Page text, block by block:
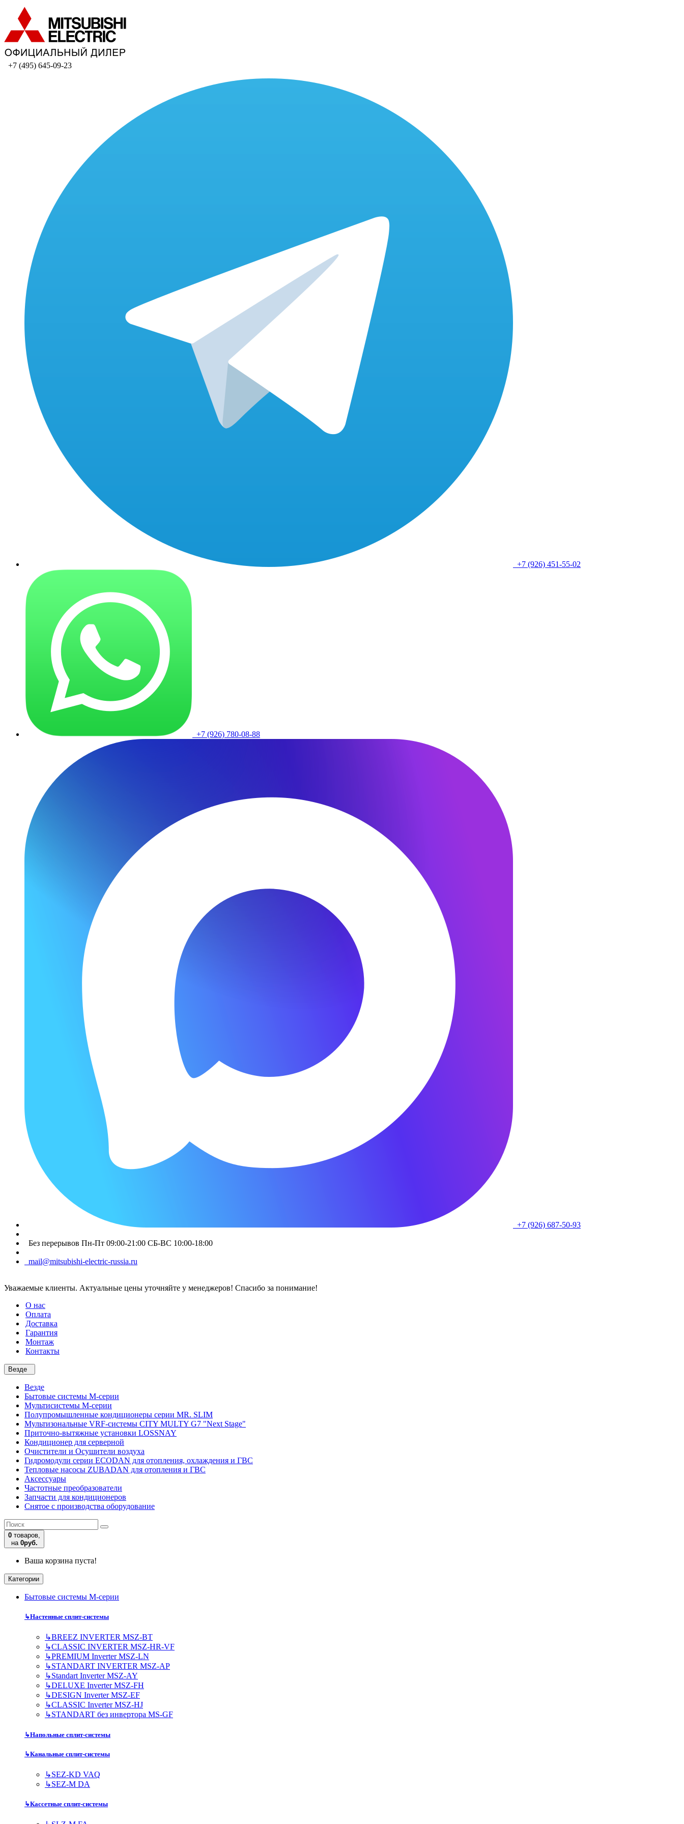
+7 (495) 645-09-23
+7 (926) 451-55-02
+7 (926) 780-08-88
+7 (926) 687-50-93
Без перерывов Пн-Пт 09:00-21:00 СБ-ВС 10:00-18:00
mail@mitsubishi-electric-russia.ru
Уважаемые клиенты. Актуальные цены уточняйте у менеджеров! Спасибо за понимание!
О нас
Оплата
Доставка
Гарантия
Монтаж
Контакты
Везде
Везде
Бытовые системы M-серии
Мультисистемы M-серии
Полупромышленные кондиционеры серии MR. SLIM
Мультизональные VRF-системы CITY MULTY G7 "Next Stage"
Приточно-вытяжные установки LOSSNAY
Кондиционер для серверной
Очистители и Осушители воздуха
Гидромодули серии ECODAN для отопления, охлаждения и ГВС
Тепловые насосы ZUBADAN для отопления и ГВС
Аксесcуары
Частотные преобразователи
Запчасти для кондиционеров
Снятое с производства оборудование
0 товаров,
на 0руб.
Ваша корзина пуста!
Категории
Бытовые системы M-серии
↳Настенные сплит-системы
↳BREEZ INVERTER MSZ-BT
↳CLASSIC INVERTER MSZ-HR-VF
↳PREMIUM Inverter MSZ-LN
↳STANDART INVERTER MSZ-AP
↳Standart Inverter MSZ-AY
↳DELUXE Inverter MSZ-FH
↳DESIGN Inverter MSZ-EF
↳CLASSIC Inverter MSZ-HJ
↳STANDART без инвертора MS-GF
↳Напольные сплит-системы
↳Канальные сплит-системы
↳SEZ-KD VAQ
↳SEZ-M DA
↳Кассетные сплит-системы